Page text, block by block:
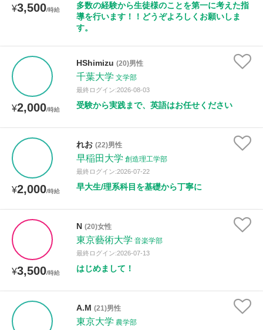
¥3,500/時給
多数の経験から生徒様のことを第一に考えた指
導を行います！！どうぞよろしくお願いしま
す。
¥2,000/時給
HShimizu (20)男性
千葉大学 文学部
最終ログイン:2026-08-03
受験から実践まで、英語はお任せください
¥2,000/時給
れお (22)男性
早稲田大学 創造理工学部
最終ログイン:2026-07-22
早大生/理系科目を基礎から丁寧に
¥3,500/時給
N (20)女性
東京藝術大学 音楽学部
最終ログイン:2026-07-13
はじめまして！
A.M (21)男性
東京大学 農学部